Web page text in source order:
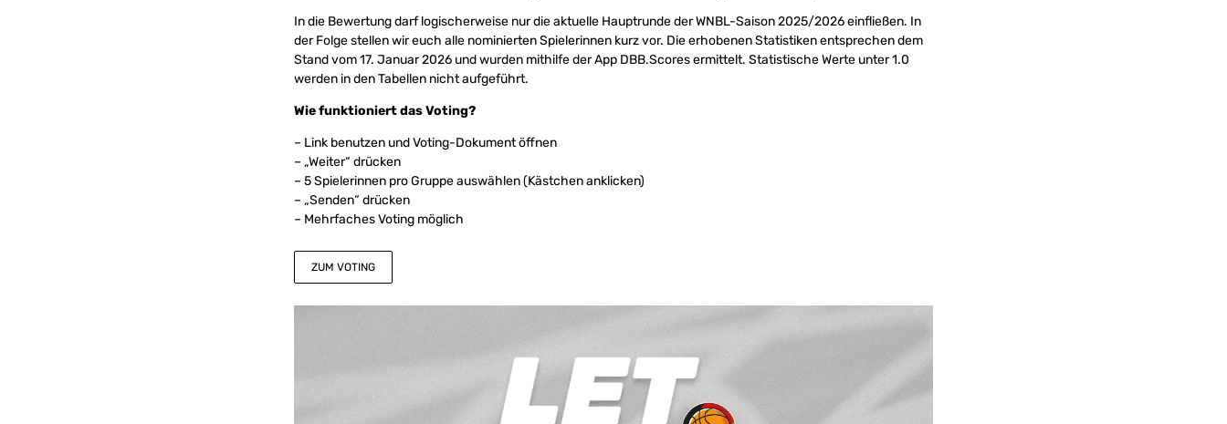
In die Bewertung darf logischerweise nur die aktuelle Hauptrunde der WNBL-Saison 2025/2026 einfließen. In
der Folge stellen wir euch alle nominierten Spielerinnen kurz vor. Die erhobenen Statistiken entsprechen dem
Stand vom 17. Januar 2026 und wurden mithilfe der App DBB.Scores ermittelt. Statistische Werte unter 1.0
werden in den Tabellen nicht aufgeführt.
Wie funktioniert das Voting?
– Link benutzen und Voting-Dokument öffnen
– „Weiter“ drücken
– 5 Spielerinnen pro Gruppe auswählen (Kästchen anklicken)
– „Senden“ drücken
– Mehrfaches Voting möglich
ZUM VOTING